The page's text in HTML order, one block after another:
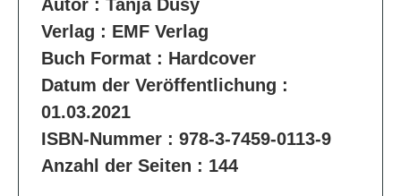
Autor : Tanja Dusy
Verlag : EMF Verlag
Buch Format : Hardcover
Datum der Veröffentlichung :
01.03.2021
ISBN-Nummer : 978-3-7459-0113-9
Anzahl der Seiten : 144